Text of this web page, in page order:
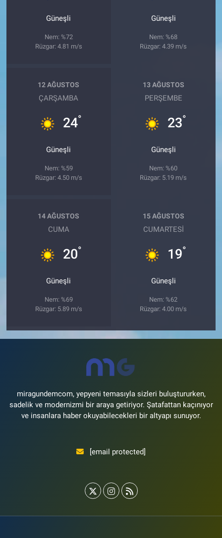
Güneşli
Nem: %72
Rüzgar: 4.81 m/s
Güneşli
Nem: %68
Rüzgar: 4.39 m/s
12 AĞUSTOS
ÇARŞAMBA
24°
Güneşli
Nem: %59
Rüzgar: 4.50 m/s
13 AĞUSTOS
PERŞEMBE
23°
Güneşli
Nem: %60
Rüzgar: 5.19 m/s
14 AĞUSTOS
CUMA
20°
Güneşli
Nem: %69
Rüzgar: 5.89 m/s
15 AĞUSTOS
CUMARTESI
19°
Güneşli
Nem: %62
Rüzgar: 4.00 m/s
miragundemcom, yepyeni temasıyla sizleri buluştururken,
sadelik ve modernizmi bir araya getiriyor. Şatafattan kaçınıyor
ve insanlara haber okuyabilecekleri bir altyapı sunuyor.
[email protected]